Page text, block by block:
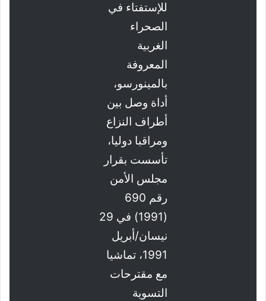
للإستفتاء في
الصحراء
الغربية
المعروفة
بالمينورسو،
أداة وصل بين
أطراف النزاع
ومراقبا دوليا،
تأسست بقرار
مجلس الأمن
رقم 690
(1991) في 29
نيسان/أبريل
1991، تماشيا
مع مقترحات
التسوية